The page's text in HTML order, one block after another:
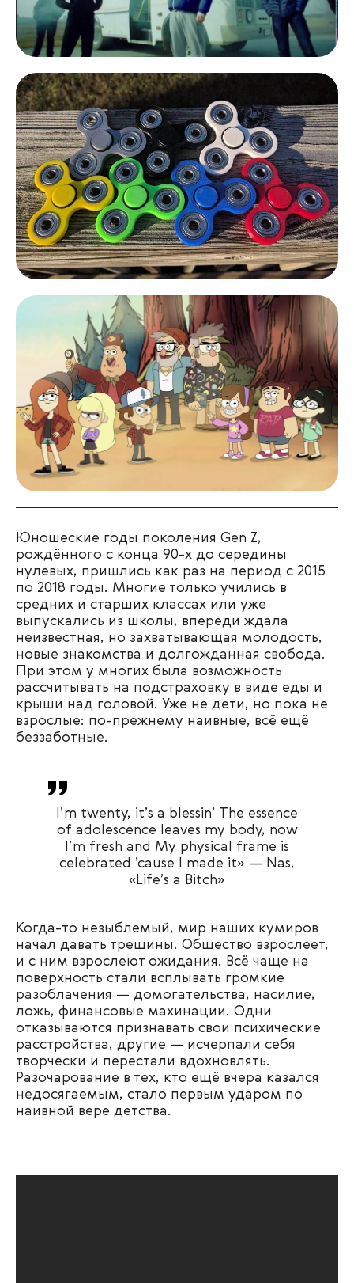
Юношеские годы поколения Gen Z,
рождённого с конца 90-х до середины
нулевых, пришлись как раз на период с 2015
по 2018 годы. Многие только учились в
средних и старших классах или уже
выпускались из школы, впереди ждала
неизвестная, но захватывающая молодость,
новые знакомства и долгожданная свобода.
При этом у многих была возможность
рассчитывать на подстраховку в виде еды и
крыши над головой. Уже не дети, но пока не
взрослые: по-прежнему наивные, всё ещё
беззаботные.
I’m twenty, it’s a blessin’ The essence
of adolescence leaves my body, now
I’m fresh and My physical frame is
celebrated ’cause I made it» — Nas,
«Life’s a Bitch»
Когда-то незыблемый, мир наших кумиров
начал давать трещины. Общество взрослеет,
и с ним взрослеют ожидания. Всё чаще на
поверхность стали всплывать громкие
разоблачения — домогательства, насилие,
ложь, финансовые махинации. Одни
отказываются признавать свои психические
расстройства, другие — исчерпали себя
творчески и перестали вдохновлять.
Разочарование в тех, кто ещё вчера казался
недосягаемым, стало первым ударом по
наивной вере детства.